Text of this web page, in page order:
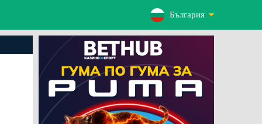
България